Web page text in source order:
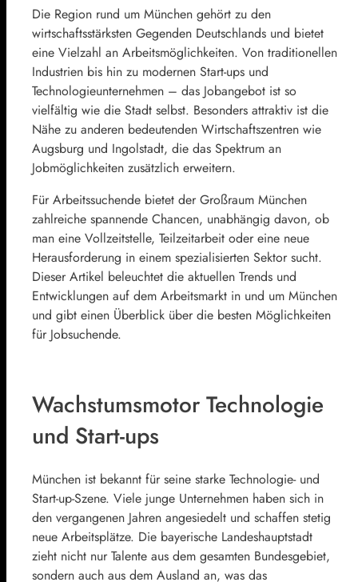
Die Region rund um München gehört zu den
wirtschaftsstärksten Gegenden Deutschlands und bietet
eine Vielzahl an Arbeitsmöglichkeiten. Von traditionellen
Industrien bis hin zu modernen Start-ups und
Technologieunternehmen – das Jobangebot ist so
vielfältig wie die Stadt selbst. Besonders attraktiv ist die
Nähe zu anderen bedeutenden Wirtschaftszentren wie
Augsburg und Ingolstadt, die das Spektrum an
Jobmöglichkeiten zusätzlich erweitern.
Für Arbeitssuchende bietet der Großraum München
zahlreiche spannende Chancen, unabhängig davon, ob
man eine Vollzeitstelle, Teilzeitarbeit oder eine neue
Herausforderung in einem spezialisierten Sektor sucht.
Dieser Artikel beleuchtet die aktuellen Trends und
Entwicklungen auf dem Arbeitsmarkt in und um München
und gibt einen Überblick über die besten Möglichkeiten
für Jobsuchende.
Wachstumsmotor Technologie
und Start-ups
München ist bekannt für seine starke Technologie- und
Start-up-Szene. Viele junge Unternehmen haben sich in
den vergangenen Jahren angesiedelt und schaffen stetig
neue Arbeitsplätze. Die bayerische Landeshauptstadt
zieht nicht nur Talente aus dem gesamten Bundesgebiet,
sondern auch aus dem Ausland an, was das